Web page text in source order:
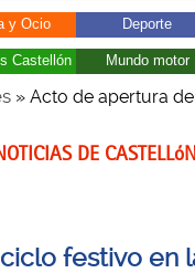
y Ocio Deporte
Castellón Mundo motor
» Acto de apertura
DE
festivo en